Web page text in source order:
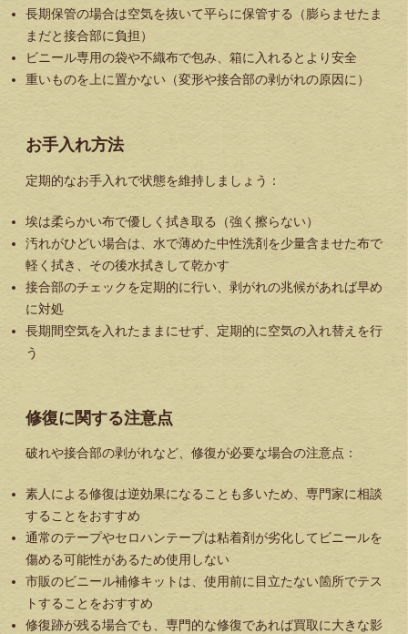
長期保管の場合は空気を抜いて平らに保管する（膨らませたま
まだと接合部に負担）
ビニール専用の袋や不織布で包み、箱に入れるとより安全
重いものを上に置かない（変形や接合部の剥がれの原因に）
お手入れ方法
定期的なお手入れで状態を維持しましょう：
埃は柔らかい布で優しく拭き取る（強く擦らない）
汚れがひどい場合は、水で薄めた中性洗剤を少量含ませた布で
軽く拭き、その後水拭きして乾かす
接合部のチェックを定期的に行い、剥がれの兆候があれば早め
に対処
長期間空気を入れたままにせず、定期的に空気の入れ替えを行
う
修復に関する注意点
破れや接合部の剥がれなど、修復が必要な場合の注意点：
素人による修復は逆効果になることも多いため、専門家に相談
することをおすすめ
通常のテープやセロハンテープは粘着剤が劣化してビニールを
傷める可能性があるため使用しない
市販のビニール補修キットは、使用前に目立たない箇所でテス
トすることをおすすめ
修復跡が残る場合でも、専門的な修復であれば買取に大きな影